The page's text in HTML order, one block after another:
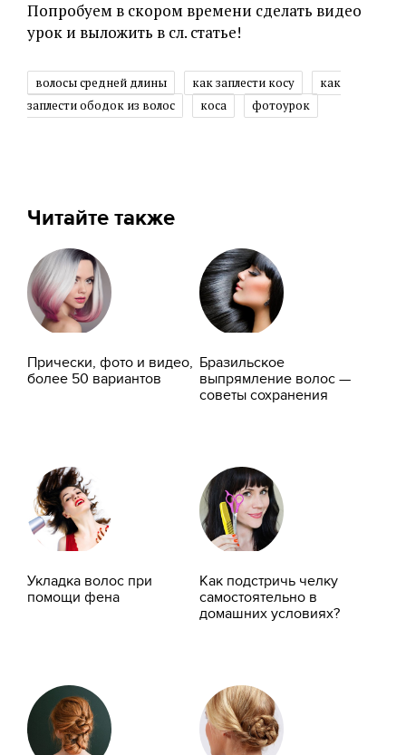
Попробуем в скором времени сделать видео
урок и выложить в сл. статье!
волосы средней длины как заплести косу
как
заплести ободок из волос
коса фотоурок
Читайте также
Прически, фото и видео,
более 50 вариантов
Бразильское
выпрямление волос —
советы сохранения
Укладка волос при
помощи фена
Как подстричь челку
самостоятельно в
домашних условиях?